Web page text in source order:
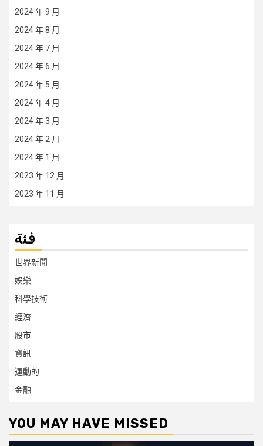
2024 年 9 月
2024 年 8 月
2024 年 7 月
2024 年 6 月
2024 年 5 月
2024 年 4 月
2024 年 3 月
2024 年 2 月
2024 年 1 月
2023 年 12 月
2023 年 11 月
فئة
世界新聞
娛樂
科學技術
經濟
股市
資訊
運動的
金融
YOU MAY HAVE MISSED